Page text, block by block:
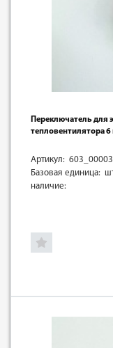
Переключатель для
тепловентилятора 6
Артикул:
Базовая единица:
наличие: